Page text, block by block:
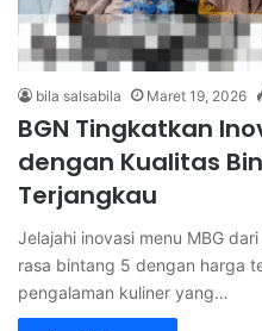
bila salsabila Maret 19, 2026
BGN Tingkatkan
dengan Kualitas
Terjangkau
Jelajahi inovasi menu MBG
rasa bintang 5 dengan harga
pengalaman kuliner yang…